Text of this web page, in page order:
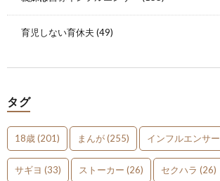
育児しない育休夫 (49)
タグ
18歳(201) まんが(255) インフルエンサー
サギヨ (33) ストーカー (26) セクハラ (26)